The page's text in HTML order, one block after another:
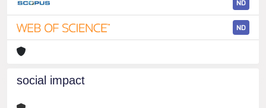
ND
ND
social impact